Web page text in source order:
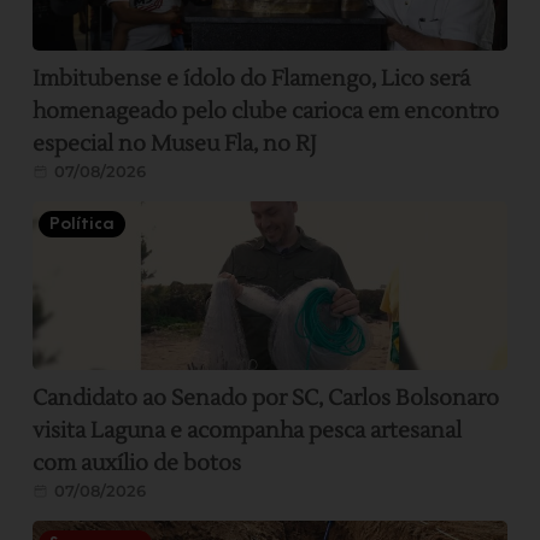
Imbitubense e ídolo do Flamengo, Lico será
homenageado pelo clube carioca em encontro
especial no Museu Fla, no RJ
07/08/2026
Política
Candidato ao Senado por SC, Carlos Bolsonaro
visita Laguna e acompanha pesca artesanal
com auxílio de botos
07/08/2026